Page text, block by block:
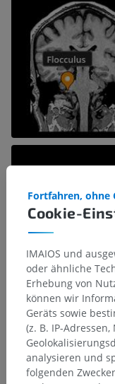
Cookie-
Fortfahren, ohne
IMAIOS und
oder ähnliche
Erhebung von
können wir
Geräts sowie
(z. B. IP-
analysieren und
folgenden